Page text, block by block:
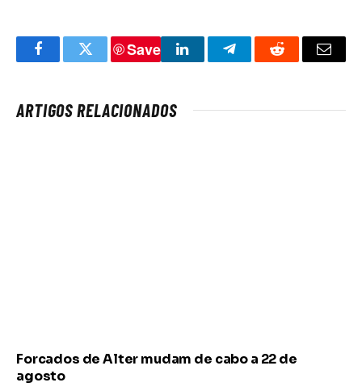
FacebookTwitter
Save
LinkedInTelegramReddit Email
ARTIGOS RELACIONADOS
Forcados de Alter mudam de cabo a 22 de
agosto